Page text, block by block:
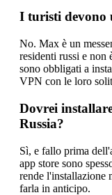
I turisti devono
No. Max è un
residenti russi e non
sono obbligati a
VPN con le loro
Dovrei
Russia?
Sì, e fallo prima
app store sono
rende l'installazione
farla in anticipo.